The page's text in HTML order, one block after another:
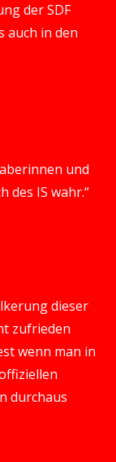
der SDF
auch in den
und
des IS wahr.“
dieser
zufrieden
wenn man in
durchaus